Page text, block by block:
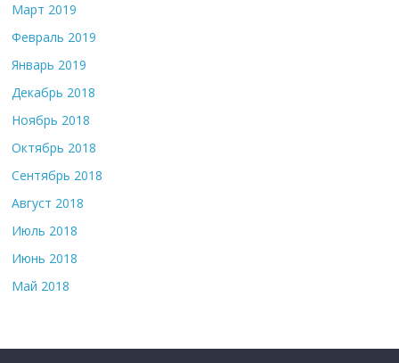
Март 2019
Февраль 2019
Январь 2019
Декабрь 2018
Ноябрь 2018
Октябрь 2018
Сентябрь 2018
Август 2018
Июль 2018
Июнь 2018
Май 2018